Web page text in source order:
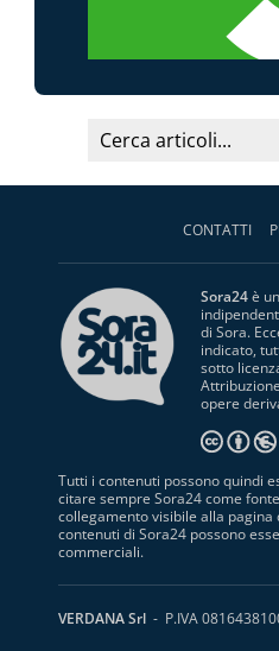
CONTATTI
Sora24è
di Sora.
indicato,
sotto
opere
Tutti i contenuti possono quindi
citare sempre Sora24 come
collegamento visibile alla pagina
contenuti di Sora24 possono
commerciali.
VERDANA Srl - P.IVA